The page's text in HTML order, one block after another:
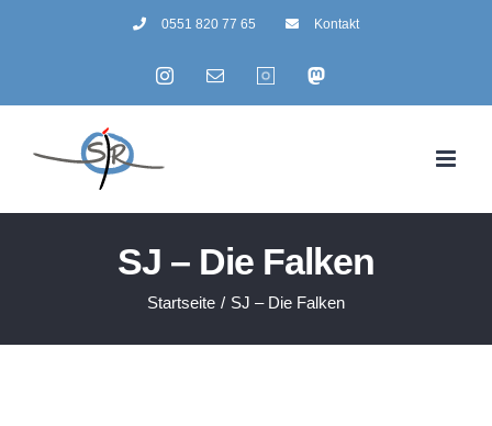
0551 820 77 65 Kontakt
Instagram
E-
SummertimeMastodon
SJ – Die Falken
Startseite / SJ – Die Falken